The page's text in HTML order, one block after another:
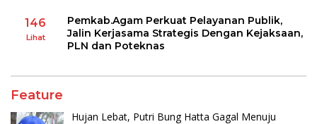
146
Lihat
Pemkab.Agam Perkuat Pelayanan Publik,
Jalin Kerjasama Strategis Dengan Kejaksaan,
PLN dan Poteknas
Feature
Hujan Lebat, Putri Bung Hatta Gagal Menuju